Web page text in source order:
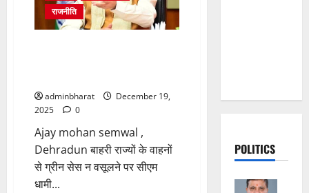
राजनीति
adminbharat
December 19,
2025
0
Ajay mohan semwal ,
Dehradun बाहरी राज्यों के वाहनों
से ग्रीन सेस न वसूलने पर सीएम
धामी...
POLITICS